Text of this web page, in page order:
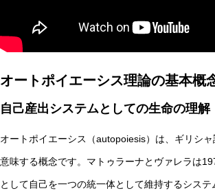
オートポイエーシス理論の基本概
自己産出システムとしての生命の理解
オートポイエーシス（autopoiesis）は、ギリシ
意味する概念です。マトゥラーナとヴァレラは
として自己を一つの統一体として維持するシス